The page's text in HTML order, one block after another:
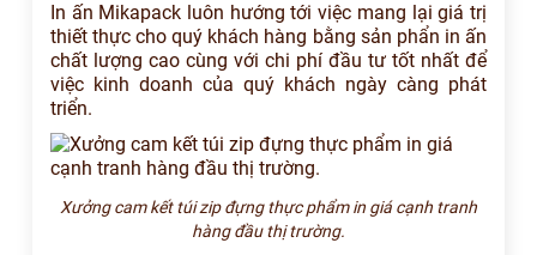
In ấn Mikapack luôn hướng tới việc mang lại giá trị
thiết thực cho quý khách hàng bằng sản phẩn in ấn
chất lượng cao cùng với chi phí đầu tư tốt nhất để
việc kinh doanh của quý khách ngày càng phát
triển.
Xưởng cam kết túi zip đựng thực phẩm in giá cạnh tranh
hàng đầu thị trường.